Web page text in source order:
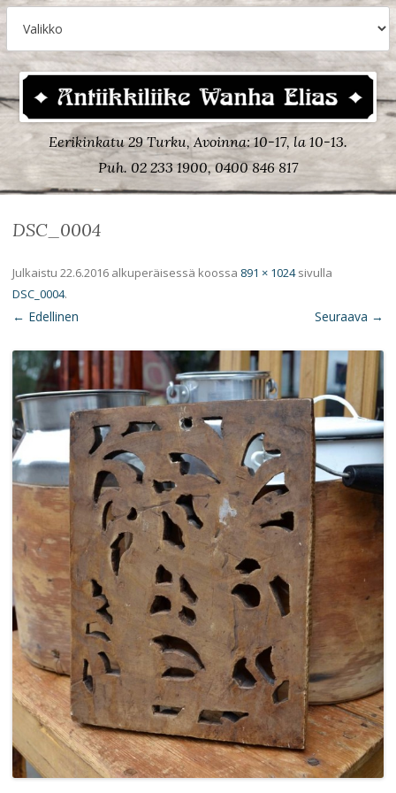
Eerikinkatu 29 Turku, Avoinna: 10-17, la 10-13.
Puh. 02 233 1900, 0400 846 817
DSC_0004
Julkaistu 22.6.2016 alkuperäisessä koossa 891 × 1024sivulla
DSC_0004.
← Edellinen Seuraava →